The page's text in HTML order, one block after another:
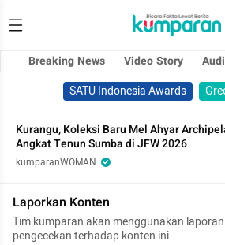
Breaking News Video Story
SATU Indonesia Awards
Kurangu, Koleksi Baru Mel Ahyar
Angkat Tenun Sumba di JFW 2026
kumparanWOMAN
Laporkan Konten
Tim kumparan akan menggunakan
pengecekan terhadap konten ini.